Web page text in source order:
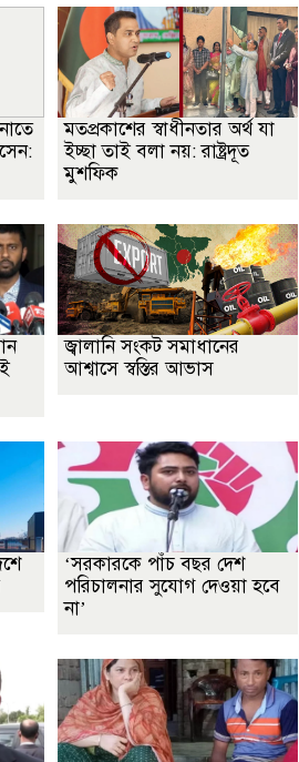
মতপ্রকাশের স্বাধীনতার অর্থ যা
ইচ্ছা তাই বলা নয়: রাষ্ট্রদূত
মুশফিক
জ্বালানি সংকট সমাধানের
আশ্বাসে স্বস্তির আভাস
‘সরকারকে পাঁচ বছর দেশ
পরিচালনার সুযোগ দেওয়া হবে
না’